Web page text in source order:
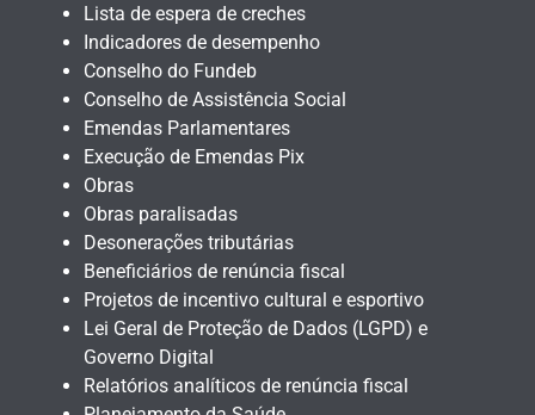
Lista de espera de creches
Indicadores de desempenho
Conselho do Fundeb
Conselho de Assistência Social
Emendas Parlamentares
Execução de Emendas Pix
Obras
Obras paralisadas
Desonerações tributárias
Beneficiários de renúncia fiscal
Projetos de incentivo cultural e esportivo
Lei Geral de Proteção de Dados (LGPD) e
Governo Digital
Relatórios analíticos de renúncia fiscal